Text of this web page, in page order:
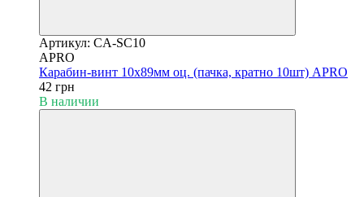
Артикул: CA-SC10
APRO
Карабин-винт 10х89мм оц. (пачка, кратно 10шт) APRO
42 грн
В наличии